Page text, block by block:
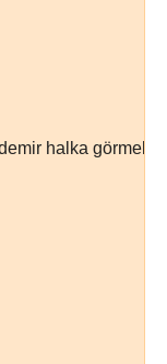
halka görmek